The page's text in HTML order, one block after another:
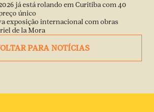
já está rolando em Curitiba com 40
único
exposição internacional com obras
de la Mora
PARA NOTÍCIAS